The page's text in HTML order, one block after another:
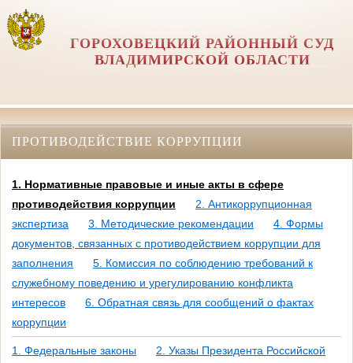
ГОРОХОВЕЦКИЙ РАЙОННЫЙ СУД
ВЛАДИМИРСКОЙ ОБЛАСТИ
ПРОТИВОДЕЙСТВИЕ КОРРУПЦИИ
1. Нормативные правовые и иные акты в сфере
противодействия коррупции
2. Антикоррупционная
экспертиза
3. Методические рекомендации
4. Формы
документов, связанных с противодействием коррупции для
заполнения
5. Комиссия по соблюдению требований к
служебному поведению и урегулированию конфликта
интересов
6. Обратная связь для сообщений о фактах
коррупции
1. Федеральные законы
2. Указы Президента Российской